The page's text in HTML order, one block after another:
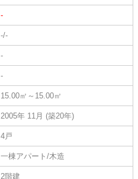
-
-/-
-
-
15.00㎡～15.00㎡
2005年 11月 (築20年)
4戸
一棟アパート/木造
2階建